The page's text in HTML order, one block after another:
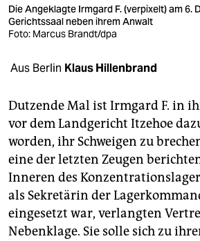
veranstaltungen
shop
fragen & hilfe
abo
genossenschaft
epaper login
Die Angeklagte Irmgard F. (verpixelt) am 6.
Gerichtssaal neben ihrem Anwalt
Foto: Marcus Brandt/dpa
Aus Berlin Klaus Hillenbrand
Dutzende Mal ist Irmgard F. in
vor dem Landgericht Itzehoe
worden, ihr Schweigen zu
eine der letzten Zeugen
Inneren des
als Sekretärin der
eingesetzt war, verlangten
Nebenklage. Sie solle sich zu